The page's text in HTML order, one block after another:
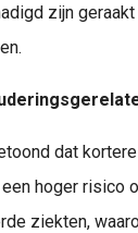
zijn
dat
hoger risico
ziekten,